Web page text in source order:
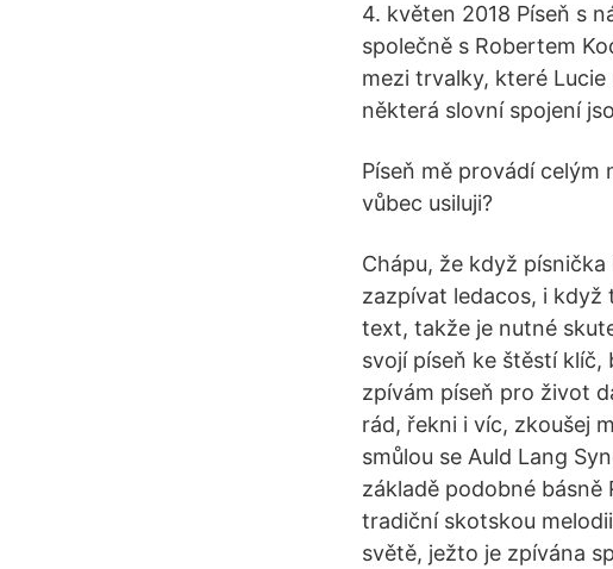
4. květen 2018 Píseň s
společně s Robertem
mezi trvalky, které
některá slovní spojení
Píseň mě provádí celým
vůbec usiluji?
Chápu, že když
zazpívat ledacos, i když
text, takže je nutné
svojí píseň ke štěstí
zpívám píseň pro život
rád, řekni i víc, zkoušej
smůlou se Auld Lang
základě podobné básně
tradiční skotskou
světě, ježto je zpívána